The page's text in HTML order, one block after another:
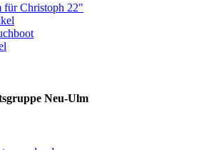
für Christoph 22"
Neu-Ulm